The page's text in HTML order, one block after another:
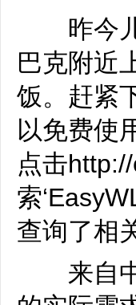
昨今儿
巴克附近
饭。赶紧
以免费使
点击
索
查询了相
来自中